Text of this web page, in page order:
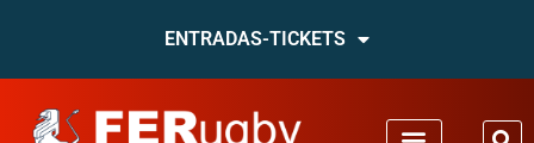
ENTRADAS-TICKETS